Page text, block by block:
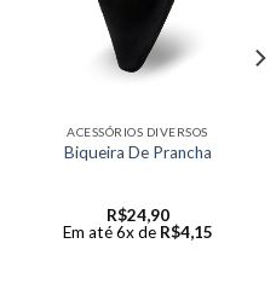
ACESSÓRIOS DIVERSOS
Biqueira De Prancha
R$24,90
Em até 6x de R$4,15